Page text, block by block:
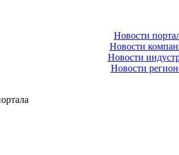
Новости
Новости
Новости
Новости